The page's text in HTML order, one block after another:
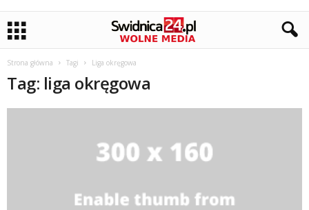
Strona główna Tagi Liga okręgowa
Tag: liga okręgowa